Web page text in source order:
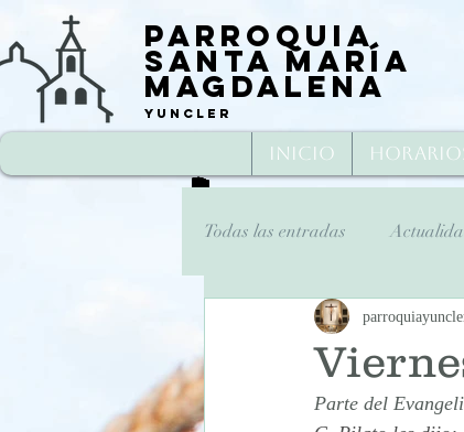
Parroquia
Santa María
Magdalena
Yuncler
Inicio
Todas las entradas
Cuaresma
Miércoles Santo 2020
Parte del